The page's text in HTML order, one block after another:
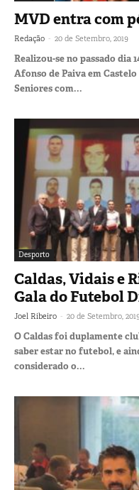
MVD entra com
Redação - 20 de Setembro, 2019
Realizou-se no passado dia
Afonso de Paiva em
Seniores com...
Desporto
Caldas, Vidais e
Gala do Futebol
Joel Ribeiro - 20 de Setembro,
O Caldas foi duplamente
saber estar no futebol, e
considerado o...